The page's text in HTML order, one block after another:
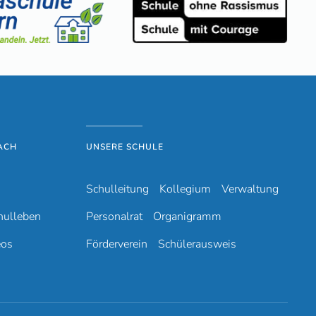
UNSERE SCHULE
Schulleitung Kollegium
Verwaltung
Personalrat
Organigramm
Förderverein
Schülerausweis